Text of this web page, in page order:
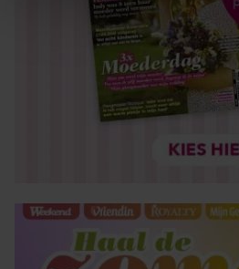
We gebruiken cookies om
personaliseren, om functies voor
en om ons websiteverkeer te
informatie over uw gebruik van
partners voor social media,
partners kunnen deze gegevens
informatie die u aan ze heeft
gebruiken.